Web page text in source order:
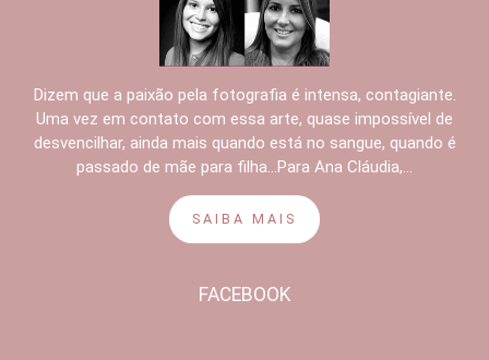
Dizem que a paixão pela fotografia é intensa, contagiante.
Uma vez em contato com essa arte, quase impossível de
desvencilhar, ainda mais quando está no sangue, quando é
passado de mãe para filha...Para Ana Cláudia,...
SAIBA MAIS
FACEBOOK